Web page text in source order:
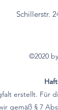
Schillerstr.
©2020
erstellt. Für
gemäß § 7